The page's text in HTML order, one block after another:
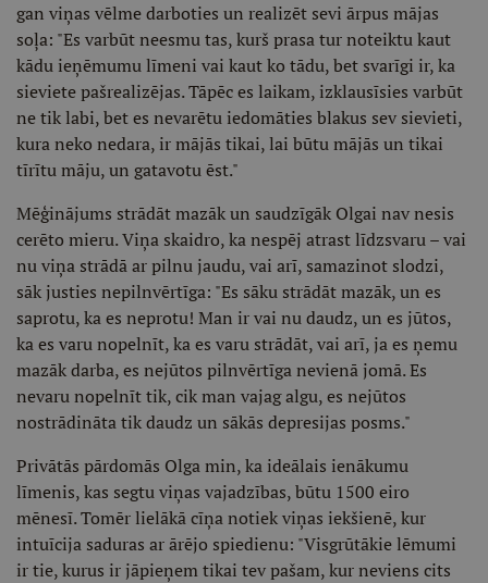
gan viņas vēlme darboties un realizēt sevi ārpus mājas
soļa: "Es varbūt neesmu tas, kurš prasa tur noteiktu kaut
kādu ieņēmumu līmeni vai kaut ko tādu, bet svarīgi ir, ka
sieviete pašrealizējas. Tāpēc es laikam, izklausīsies varbūt
ne tik labi, bet es nevarētu iedomāties blakus sev sievieti,
kura neko nedara, ir mājās tikai, lai būtu mājās un tikai
tīrītu māju, un gatavotu ēst."
Mēģinājums strādāt mazāk un saudzīgāk Olgai nav nesis
cerēto mieru. Viņa skaidro, ka nespēj atrast līdzsvaru – vai
nu viņa strādā ar pilnu jaudu, vai arī, samazinot slodzi,
sāk justies nepilnvērtīga: "Es sāku strādāt mazāk, un es
saprotu, ka es neprotu! Man ir vai nu daudz, un es jūtos,
ka es varu nopelnīt, ka es varu strādāt, vai arī, ja es ņemu
mazāk darba, es nejūtos pilnvērtīga nevienā jomā. Es
nevaru nopelnīt tik, cik man vajag algu, es nejūtos
nostrādināta tik daudz un sākās depresijas posms."
Privātās pārdomās Olga min, ka ideālais ienākumu
līmenis, kas segtu viņas vajadzības, būtu 1500 eiro
mēnesī. Tomēr lielākā cīņa notiek viņas iekšienē, kur
intuīcija saduras ar ārējo spiedienu: "Visgrūtākie lēmumi
ir tie, kurus ir jāpieņem tikai tev pašam, kur neviens cits